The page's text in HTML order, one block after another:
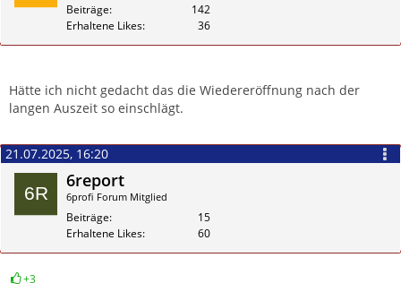
Beiträge
142
Erhaltene Likes
36
Hätte ich nicht gedacht das die Wiedereröffnung nach der
langen Auszeit so einschlägt.
Zitieren
21.07.2025, 16:20
6report
6profi Forum Mitglied
Beiträge
15
Erhaltene Likes
60
+3